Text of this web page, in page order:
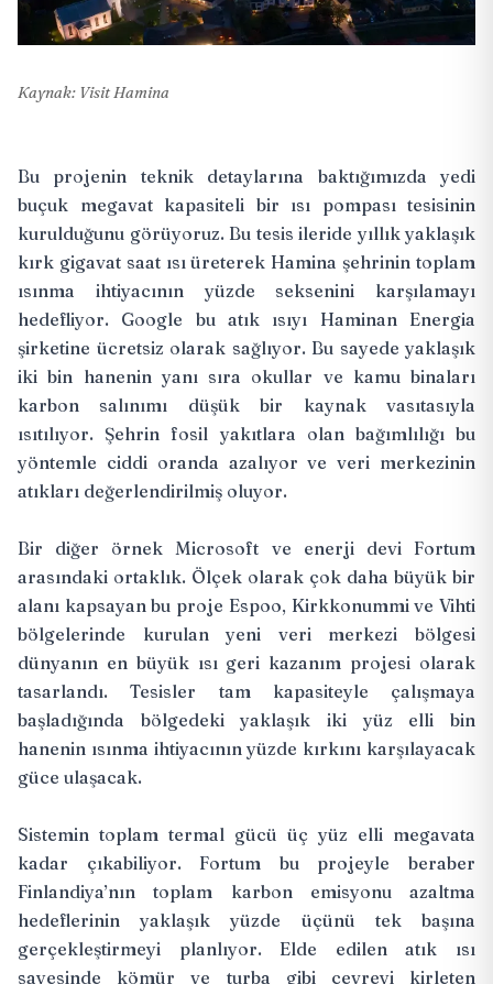
Kaynak: Visit Hamina
Bu projenin teknik detaylarına baktığımızda yedi
buçuk megavat kapasiteli bir ısı pompası tesisinin
kurulduğunu görüyoruz. Bu tesis ileride yıllık yaklaşık
kırk gigavat saat ısı üreterek Hamina şehrinin toplam
ısınma ihtiyacının yüzde seksenini karşılamayı
hedefliyor. Google bu atık ısıyı Haminan Energia
şirketine ücretsiz olarak sağlıyor. Bu sayede yaklaşık
iki bin hanenin yanı sıra okullar ve kamu binaları
karbon salınımı düşük bir kaynak vasıtasıyla
ısıtılıyor. Şehrin fosil yakıtlara olan bağımlılığı bu
yöntemle ciddi oranda azalıyor ve veri merkezinin
atıkları değerlendirilmiş oluyor.
Bir diğer örnek Microsoft ve enerji devi Fortum
arasındaki ortaklık. Ölçek olarak çok daha büyük bir
alanı kapsayan bu proje Espoo, Kirkkonummi ve Vihti
bölgelerinde kurulan yeni veri merkezi bölgesi
dünyanın en büyük ısı geri kazanım projesi olarak
tasarlandı. Tesisler tam kapasiteyle çalışmaya
başladığında bölgedeki yaklaşık iki yüz elli bin
hanenin ısınma ihtiyacının yüzde kırkını karşılayacak
güce ulaşacak.
Sistemin toplam termal gücü üç yüz elli megavata
kadar çıkabiliyor. Fortum bu projeyle beraber
Finlandiya’nın toplam karbon emisyonu azaltma
hedeflerinin yaklaşık yüzde üçünü tek başına
gerçekleştirmeyi planlıyor. Elde edilen atık ısı
sayesinde kömür ve turba gibi çevreyi kirleten